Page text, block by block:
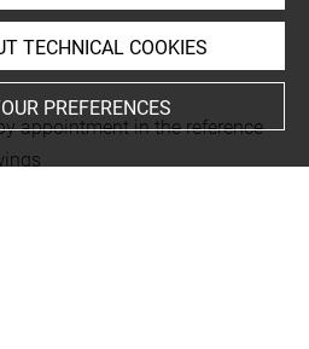
appointment in the reference
TECHNICAL COOKIES
PREFERENCES